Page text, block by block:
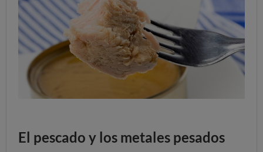
El pescado y los metales pesados